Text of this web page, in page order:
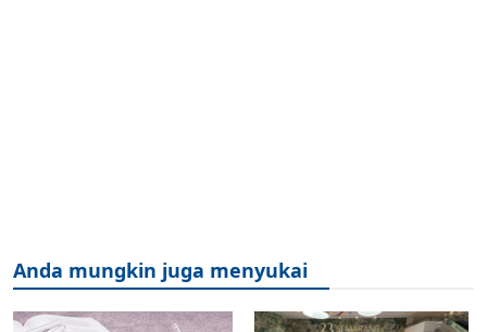
Anda mungkin juga menyukai